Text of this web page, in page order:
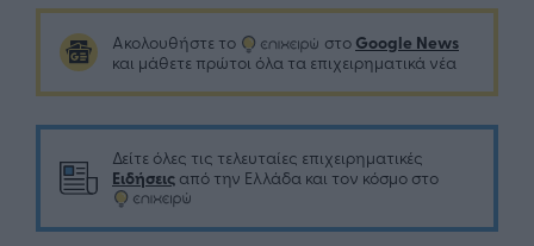
Ακολουθήστε το στο Google News
και μάθετε πρώτοι όλα τα επιχειρηματικά νέα
Δείτε όλες τις τελευταίες επιχειρηματικές
Ειδήσεις από την Ελλάδα και τον κόσμο στο